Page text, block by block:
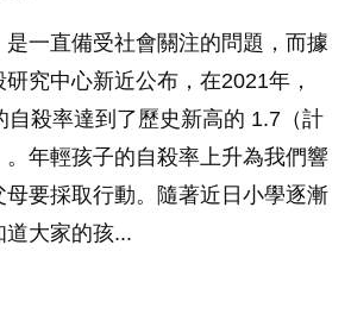
一直備受社會關注的問題，而據
究中心新近公布，在2021年，
自殺率達到了歷史新高的 1.7（計
年輕孩子的自殺率上升為我們響
母要採取行動。隨著近日小學逐漸
大家的孩...